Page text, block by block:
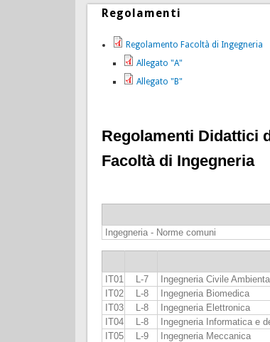
Regolamenti
Regolamento Facoltà di Ingegneria
Allegato "A"
Allegato "B"
Regolamenti Didattici
Facoltà di Ingegneria
Ingegneria - Norme comuni
IT01
L-7 Ingegneria Civile
IT02
L-8 Ingegneria Biomedica
IT03
L-8 Ingegneria Elettronica
IT04
L-8 Ingegneria Informatica e
IT05
L-9 Ingegneria Meccanica